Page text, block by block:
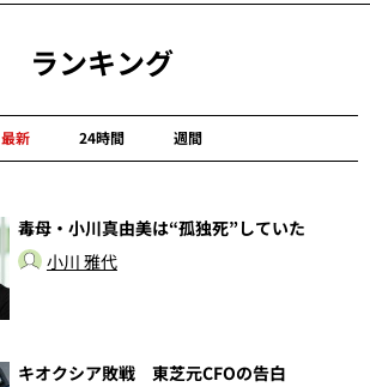
ランキング
最新 24時間 週間
毒母・小川真由美は“孤独死”していた
小川 雅代
キオクシア敗戦 東芝元CFOの告白